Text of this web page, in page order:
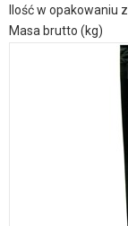
Ilość w opakowaniu
Masa brutto (kg)